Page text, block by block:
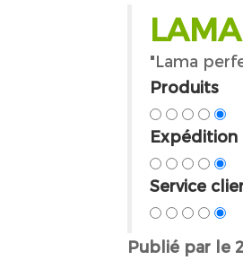
"Lama
Produits
Expédition
Service
Publié par le